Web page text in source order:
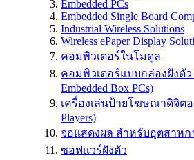
Embedded PCs
Embedded Single Board
Industrial Wireless Solutions
Wireless ePaper Display
คอมพิวเตอร์ในโมดูล
คอมพิวเตอร์แบบกล่องฝังตัว
Embedded Box PCs)
เครื่องเล่นป้ายโฆษณาดิจิตอ
Players)
จอแสดงผล สำหรับอุตสาหก
ซอฟแวร์ฝังตัว